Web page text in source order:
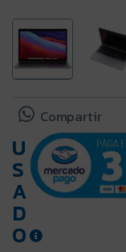
Compartir
U
S
A
D
O